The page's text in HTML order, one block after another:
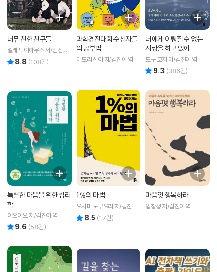
너무 친한 친구들
넬레 노이하우스 저/김진아
역 8.8 (108건)
과학경진대회 수상자들
의 공부법
미도리 신야 저/김진아 역
너에게 이뤄질 수 없는
사랑을 하고 있어
도구 코지 저/김진아 역
9.3 (386건)
특별한 마음을 위한 심리
학
야오야오 저/김진아 역
9.6 (58건)
1％의 마법
오시마 노부요리 저/김진아
역 8.5 (17건)
마음껏 행복하라
임창생 저/김진아 역